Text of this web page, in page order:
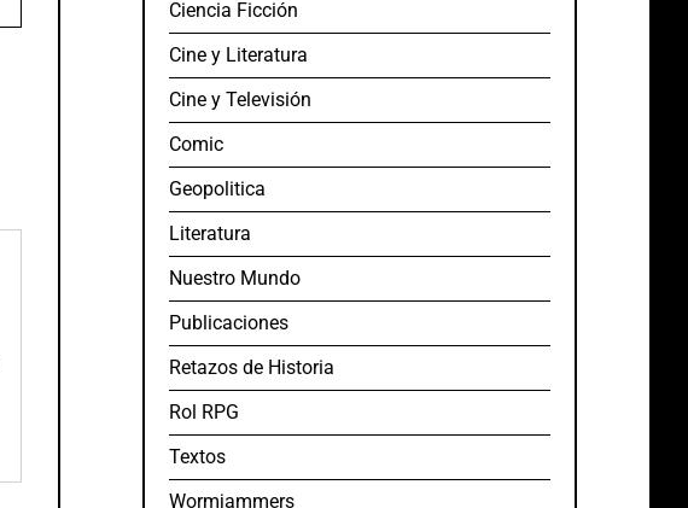
Ciencia Ficción
Cine y Literatura
Cine y Televisión
Comic
Geopolitica
Literatura
Nuestro Mundo
Publicaciones
Retazos de Historia
Rol RPG
Textos
Wormjammers